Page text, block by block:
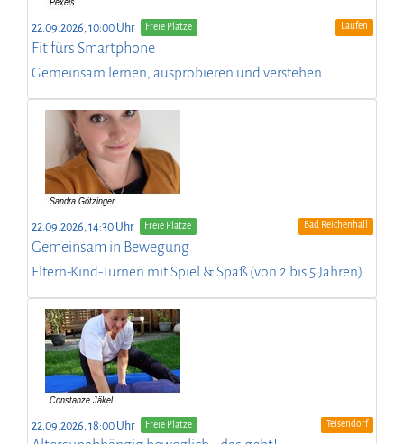
22.09.2026, 10:00 Uhr Freie Plätze Laufen
Fit fürs Smartphone
Gemeinsam lernen, ausprobieren und verstehen
22.09.2026, 14:30 Uhr Freie Plätze Bad Reichenhall
Gemeinsam in Bewegung
Eltern-Kind-Turnen mit Spiel & Spaß (von 2 bis 5 Jahren)
22.09.2026, 18:00 Uhr Freie Plätze Teisendorf